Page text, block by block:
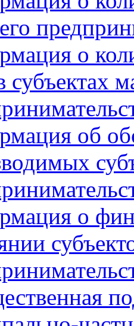
о
субъектах
об
о